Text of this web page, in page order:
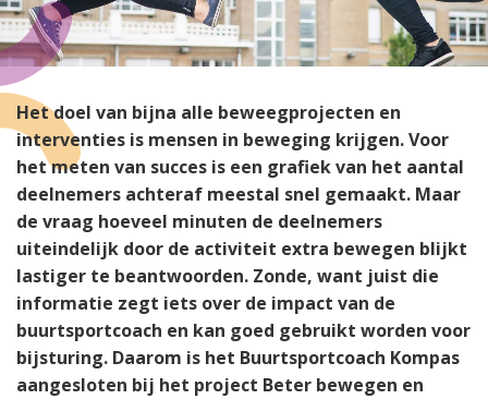
Het doel van bijna alle beweegprojecten en
interventies is mensen in beweging krijgen. Voor
het meten van succes is een grafiek van het aantal
deelnemers achteraf meestal snel gemaakt. Maar
de vraag hoeveel minuten de deelnemers
uiteindelijk door de activiteit extra bewegen blijkt
lastiger te beantwoorden. Zonde, want juist die
informatie zegt iets over de impact van de
buurtsportcoach en kan goed gebruikt worden voor
bijsturing. Daarom is het Buurtsportcoach Kompas
aangesloten bij het project Beter bewegen en